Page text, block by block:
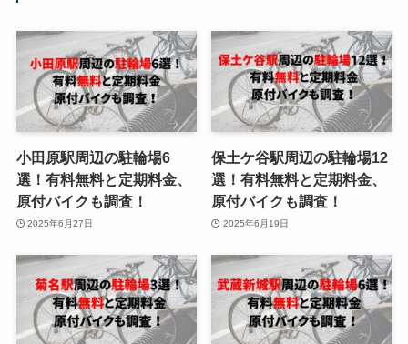
小田原駅周辺の駐輪場6
選！有料無料と定期料金、
原付バイクも調査！
2025年6月27日
保土ケ谷駅周辺の駐輪場12
選！有料無料と定期料金、
原付バイクも調査！
2025年6月19日